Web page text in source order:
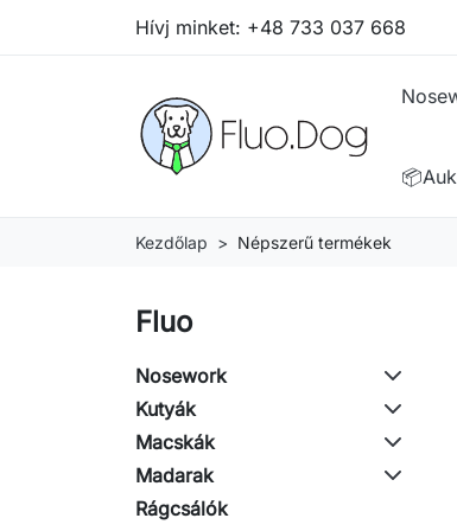
Hívj minket: +48 733 037 668
Kezdőlap Népszerű termékek
Fluo
Nosework
Kutyák
Macskák
Madarak
Rágcsálók